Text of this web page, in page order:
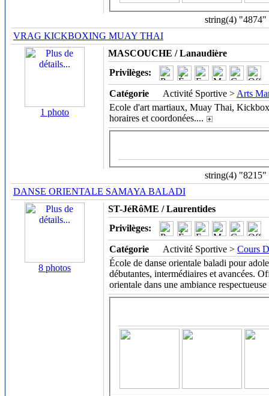
string(4) "4874"
VRAG KICKBOXING MUAY THAI
1 photo
MASCOUCHE / Lanaudière
Privilèges:
Catégorie Activité Sportive > Arts
Ecole d'art martiaux, Muay Thai,
horaires et coordonées....
string(4) "8215"
DANSE ORIENTALE SAMAYA BALADI
8 photos
ST-JéRôME / Laurentides
Privilèges:
Catégorie Activité Sportive > Cours
École de danse orientale baladi pour
débutantes, intermédiaires et avancées.
orientale dans une ambiance